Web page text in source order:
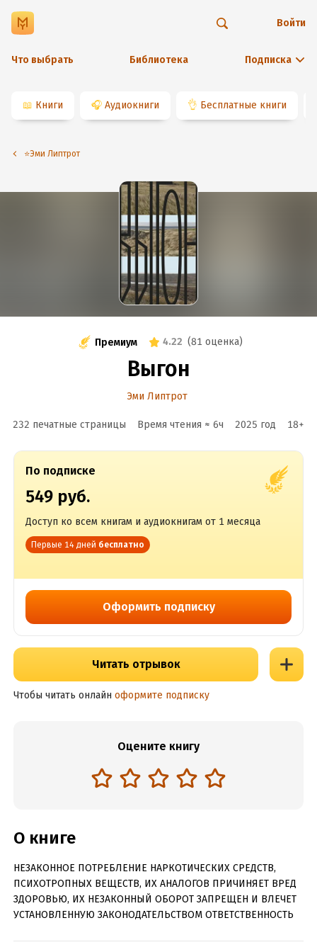
Что выбрать Библиотека Подписка
Войти
📖 Книги 🎧 Аудиокниги 👌 Бесплатные книги
⭐️Эми Липтрот
Премиум 4.22 (81 оценка)
Выгон
Эми Липтрот
232 печатные страницы Время чтения ≈ 6ч 2025 год 18+
По подписке
549 руб.
Доступ ко всем книгам и аудиокнигам от 1 месяца
Первые 14 дней бесплатно
Оформить подписку
Читать отрывок
Чтобы читать онлайн оформите подписку
Оцените книгу
О книге
НЕЗАКОННОЕ ПОТРЕБЛЕНИЕ НАРКОТИЧЕСКИХ СРЕДСТВ,
ПСИХОТРОПНЫХ ВЕЩЕСТВ, ИХ АНАЛОГОВ ПРИЧИНЯЕТ ВРЕД
ЗДОРОВЬЮ, ИХ НЕЗАКОННЫЙ ОБОРОТ ЗАПРЕЩЕН И ВЛЕЧЕТ
УСТАНОВЛЕННУЮ ЗАКОНОДАТЕЛЬСТВОМ ОТВЕТСТВЕННОСТЬ